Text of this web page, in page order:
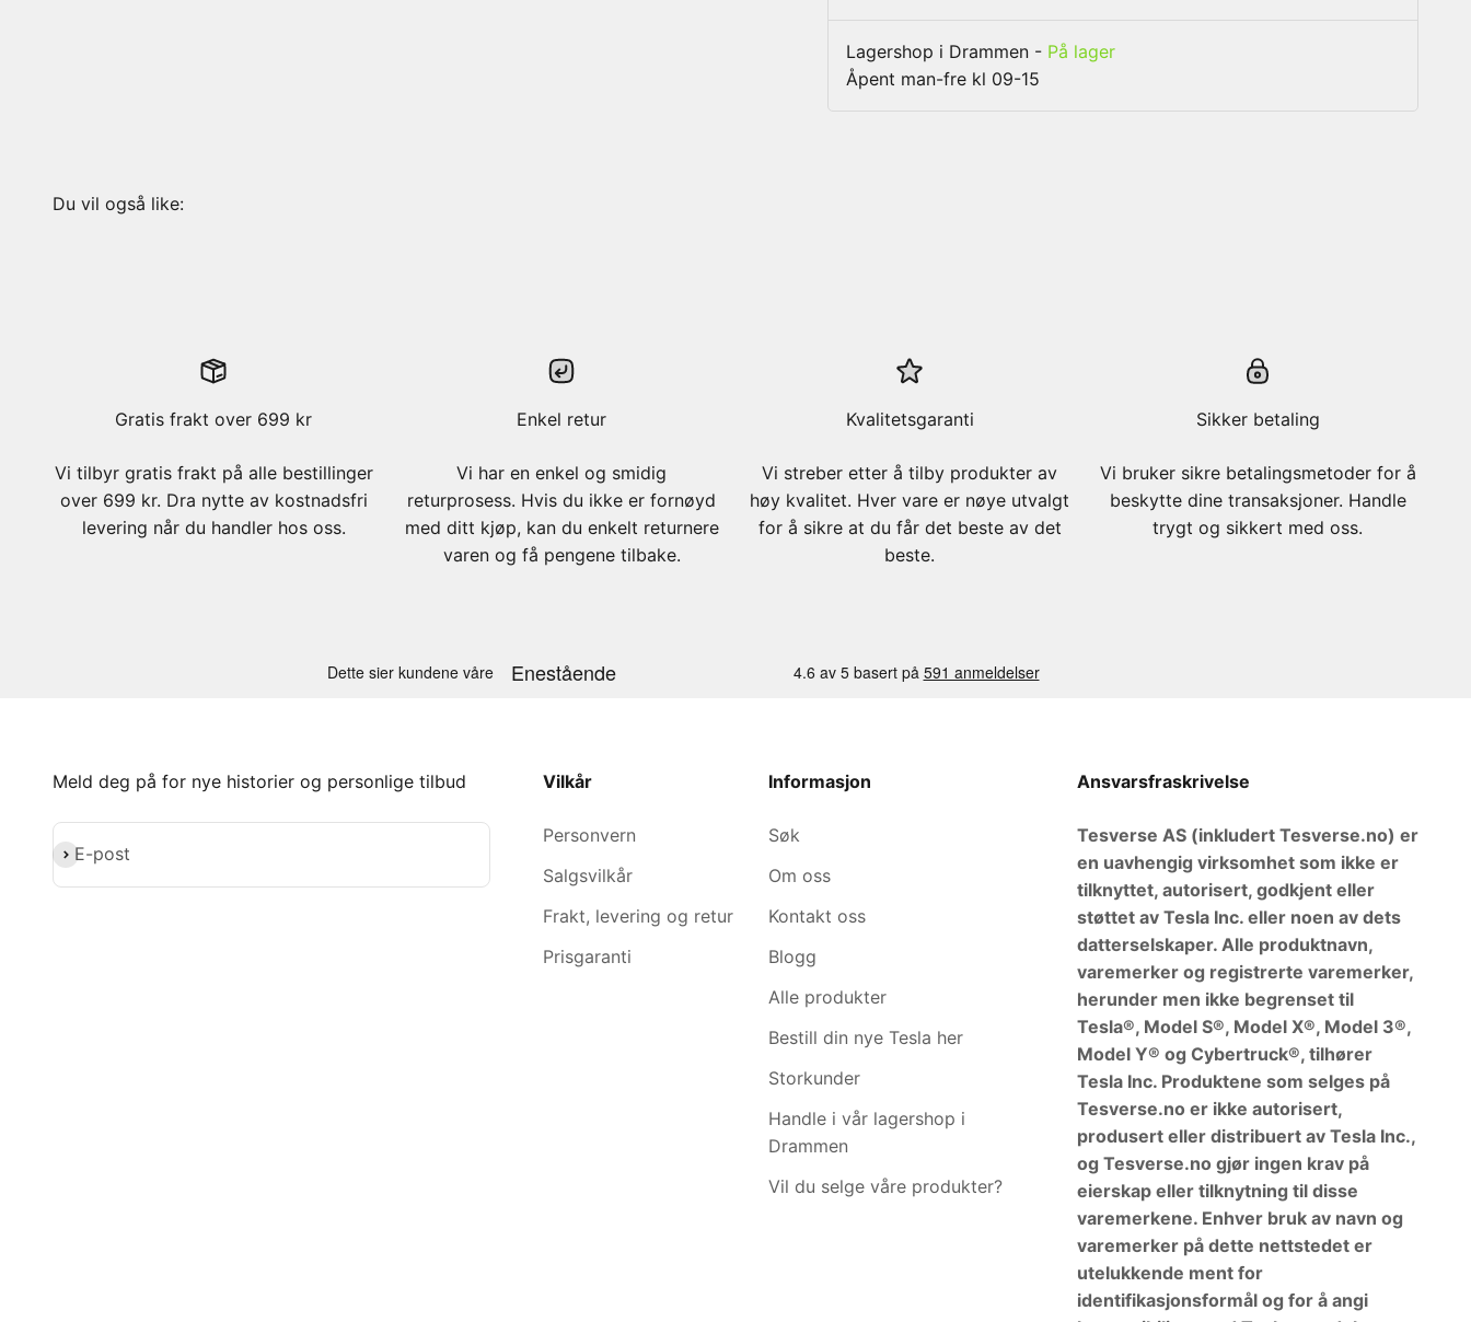
Lagershop i Drammen - På lager
Åpent man-fre kl 09-15
Gratis frakt over 699 kr
Vi tilbyr gratis frakt på alle bestillinger
over 699 kr. Dra nytte av kostnadsfri
levering når du handler hos oss.
Enkel retur
Vi har en enkel og smidig
returprosess. Hvis du ikke er fornøyd
med ditt kjøp, kan du enkelt returnere
varen og få pengene tilbake.
Kvalitetsgaranti
Vi streber etter å tilby produkter av
høy kvalitet. Hver vare er nøye utvalgt
for å sikre at du får det beste av det
beste.
Sikker betaling
Vi bruker sikre betalingsmetoder for å
beskytte dine transaksjoner. Handle
trygt og sikkert med oss.
Meld deg på for nye historier og personlige tilbud
E-post
Abonner
Vilkår
Personvern
Salgsvilkår
Frakt, levering og retur
Prisgaranti
Informasjon
Søk
Om oss
Kontakt oss
Blogg
Alle produkter
Bestill din nye Tesla her
Storkunder
Handle i vår lagershop i
Drammen
Vil du selge våre produkter?
Ansvarsfraskrivelse
Tesverse AS (inkludert Tesverse.no) er
en uavhengig virksomhet som ikke er
tilknyttet, autorisert, godkjent eller
støttet av Tesla Inc. eller noen av dets
datterselskaper. Alle produktnavn,
varemerker og registrerte varemerker,
herunder men ikke begrenset til
Tesla®, Model S®, Model X®, Model 3®,
Model Y® og Cybertruck®, tilhører
Tesla Inc. Produktene som selges på
Tesverse.no er ikke autorisert,
produsert eller distribuert av Tesla Inc.,
og Tesverse.no gjør ingen krav på
eierskap eller tilknytning til disse
varemerkene. Enhver bruk av navn og
varemerker på dette nettstedet er
utelukkende ment for
identifikasjonsformål og for å angi